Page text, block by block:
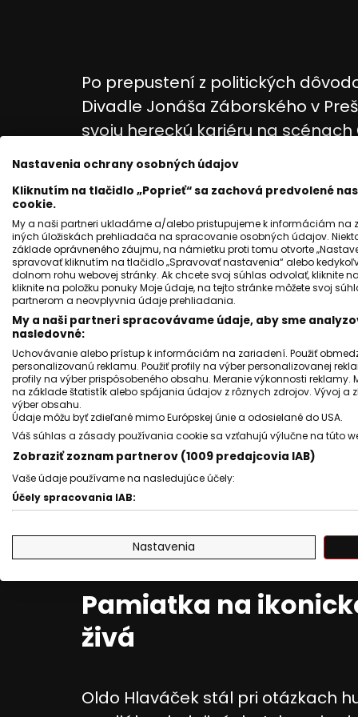
Po prepustení z politických
Divadle Jonáša Záborského v
svoju hereckú kariéru na
divadla.
Po osobnej stránke žil Oldo
Boženou, ktorú v decembri 2021
Ivo Hlaváček, rovnako známy
syn — Oldo Hlaváček mladší.
Pamiatka na
živá
Oldo Hlaváček stál pri otázkach
Nastavenia ochrany osobných údajov
Kliknutím na tlačidlo „Poprieť“ sa zachová predvolené
cookie.
My a naši partneri ukladáme a/alebo pristupujeme k informáciám na
iných úložiskách prehliadača na spracovanie osobných údajov.
základe oprávneného záujmu, na námietku proti tomu otvorte
spravovať kliknutím na tlačidlo „Spravovať nastavenia“ alebo
dolnom rohu webovej stránky. Ak chcete svoj súhlas odvolať, kliknite
kliknite na položku ponuky Moje údaje, na tejto stránke môžete svoj
partnerom a neovplyvnia údaje prehliadania.
My a naši partneri spracovávame údaje, aby sme
nasledovné:
Uchovávanie alebo prístup k informáciám na zariadení. Použiť
personalizovanú reklamu. Použiť profily na výber personalizovanej
profily na výber prispôsobeného obsahu. Meranie výkonnosti
na základe štatistík alebo spájania údajov z rôznych zdrojov. Vývoj a
výber obsahu.
Údaje môžu byť zdieľané mimo Európskej únie a odosielané do USA.
Váš súhlas a zásady používania cookie sa vzťahujú výlučne na túto
Zobraziť zoznam partnerov (1009 predajcovia IAB)
Vaše údaje používame na nasledujúce účely:
Účely spracovania IAB:
Použiť obmedzené údaje na výber reklamy
Nastavenia